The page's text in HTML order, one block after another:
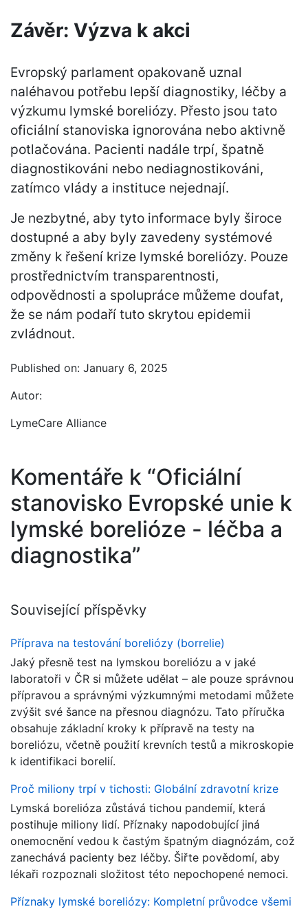
Závěr: Výzva k akci
Evropský parlament opakovaně uznal
naléhavou potřebu lepší diagnostiky, léčby a
výzkumu lymské boreliózy. Přesto jsou tato
oficiální stanoviska ignorována nebo aktivně
potlačována. Pacienti nadále trpí, špatně
diagnostikováni nebo nediagnostikováni,
zatímco vlády a instituce nejednají.
Je nezbytné, aby tyto informace byly široce
dostupné a aby byly zavedeny systémové
změny k řešení krize lymské boreliózy. Pouze
prostřednictvím transparentnosti,
odpovědnosti a spolupráce můžeme doufat,
že se nám podaří tuto skrytou epidemii
zvládnout.
Published on: January 6, 2025
Autor:
LymeCare Alliance
Komentáře k “Oficiální
stanovisko Evropské unie k
lymské borelióze - léčba a
diagnostika”
Související příspěvky
Příprava na testování boreliózy (borrelie)
Jaký přesně test na lymskou boreliózu a v jaké
laboratoři v ČR si můžete udělat – ale pouze správnou
přípravou a správnými výzkumnými metodami můžete
zvýšit své šance na přesnou diagnózu. Tato příručka
obsahuje základní kroky k přípravě na testy na
boreliózu, včetně použití krevních testů a mikroskopie
k identifikaci borelií.
Proč miliony trpí v tichosti: Globální zdravotní krize
Lymská borelióza zůstává tichou pandemií, která
postihuje miliony lidí. Příznaky napodobující jiná
onemocnění vedou k častým špatným diagnózám, což
zanechává pacienty bez léčby. Šiřte povědomí, aby
lékaři rozpoznali složitost této nepochopené nemoci.
Příznaky lymské boreliózy: Kompletní průvodce všemi